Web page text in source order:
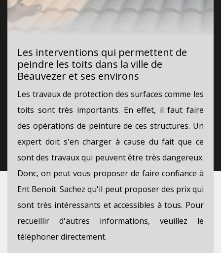
Les interventions qui permettent de
peindre les toits dans la ville de
Beauvezer et ses environs
Les travaux de protection des surfaces comme les
toits sont très importants. En effet, il faut faire
des opérations de peinture de ces structures. Un
expert doit s'en charger à cause du fait que ce
sont des travaux qui peuvent être très dangereux.
Donc, on peut vous proposer de faire confiance à
Ent Benoit. Sachez qu'il peut proposer des prix qui
sont très intéressants et accessibles à tous. Pour
recueillir d'autres informations, veuillez le
téléphoner directement.